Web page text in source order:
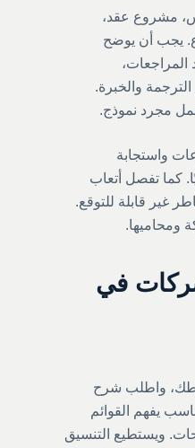
مشروع عقد،
يجب أن يوضح
المراجعات،
والخبرة.
مجرد نموذج.
واستجابة
كما تفصل أتعاب
غير قابلة للتوقع.
ومحاميها.
في
واطلب شرح
يفهم القوائم
ويستطيع التنسيق